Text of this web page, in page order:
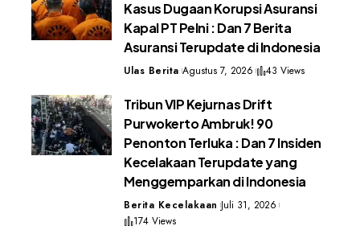
Kasus Dugaan Korupsi Asuransi
Kapal PT Pelni : Dan 7 Berita
Asuransi Terupdate di Indonesia
Ulas Berita Agustus 7, 2026 43 Views
Tribun VIP Kejurnas Drift
Purwokerto Ambruk! 90
Penonton Terluka : Dan 7 Insiden
Kecelakaan Terupdate yang
Menggemparkan di Indonesia
Berita Kecelakaan Juli 31, 2026
174 Views